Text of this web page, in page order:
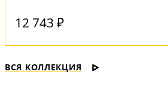
12 743 ₽
ВСЯ КОЛЛЕКЦИЯ